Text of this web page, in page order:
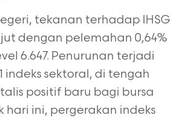
tekanan terhadap IHSG
dengan pelemahan 0,64%
6.647. Penurunan terjadi
indeks sektoral, di tengah
positif baru bagi bursa
hari ini, pergerakan indeks